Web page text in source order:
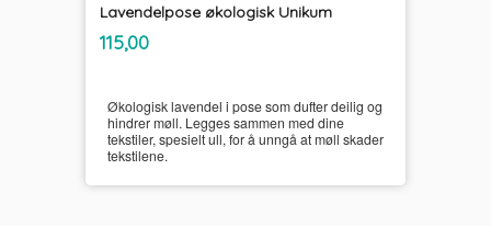
Lavendelpose økologisk Unikum
Pris
115,00mva.
Økologisk lavendel i pose som dufter deilig og
hindrer møll. Legges sammen med dine
tekstiler, spesielt ull, for å unngå at møll skader
tekstilene.